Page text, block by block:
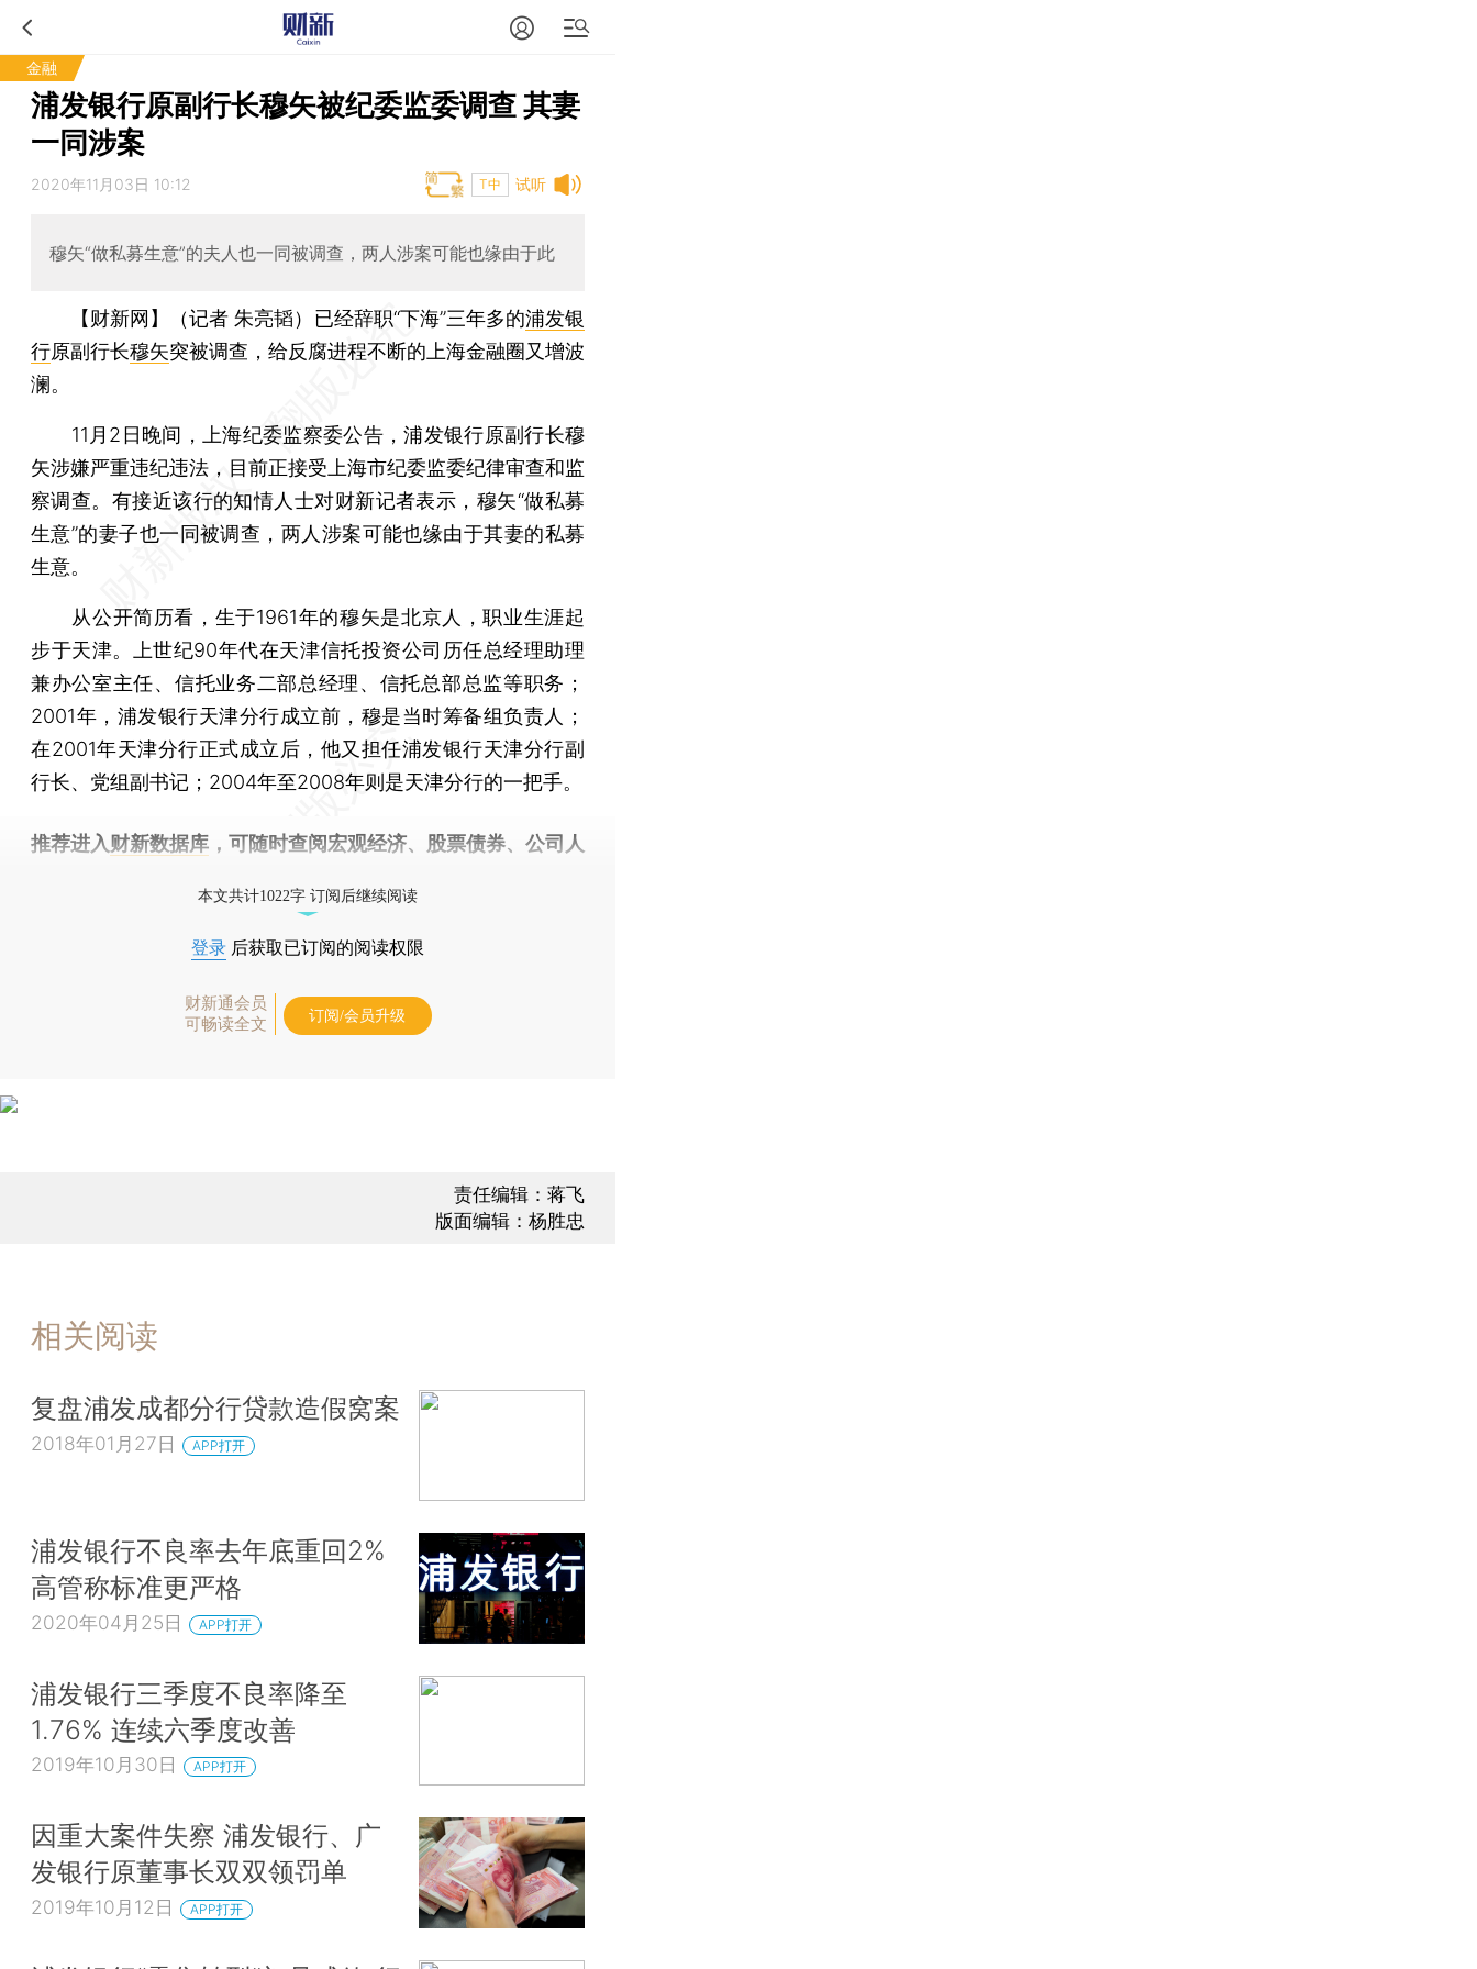
金融
浦发银行原副行长穆矢被纪委监委调查 其妻
一同涉案
试听
2020年11月03日 10:12 T中
穆矢“做私募生意”的夫人也一同被调查，两人涉案可能也缘由于此
【财新网】（记者 朱亮韬） 已经辞职“下海”三年多的浦发银
行原副行长穆矢突被调查，给反腐进程不断的上海金融圈又增波
澜。
11月2日晚间，上海纪委监察委公告，浦发银行原副行长穆
矢涉嫌严重违纪违法，目前正接受上海市纪委监委纪律审查和监
察调查。有接近该行的知情人士对财新记者表示，穆矢“做私募
生意”的妻子也一同被调查，两人涉案可能也缘由于其妻的私募
生意。
从公开简历看，生于1961年的穆矢是北京人，职业生涯起
步于天津。上世纪90年代在天津信托投资公司历任总经理助理
兼办公室主任、信托业务二部总经理、信托总部总监等职务；
2001年，浦发银行天津分行成立前，穆是当时筹备组负责人；
在2001年天津分行正式成立后，他又担任浦发银行天津分行副
行长、党组副书记；2004年至2008年则是天津分行的一把手。
推荐进入财新数据库 ，可随时查阅宏观经济、股票债券、公司人
本文共计1022字 订阅后继续阅读
登录 后获取已订阅的阅读权限
财新通会员
可畅读全文
订阅/会员升级
责任编辑：蒋飞
版面编辑：杨胜忠
相关阅读
复盘浦发成都分行贷款造假窝案
2018年01月27日 APP打开
浦发银行不良率去年底重回2%
高管称标准更严格
2020年04月25日 APP打开
浦发银行三季度不良率降至
1.76% 连续六季度改善
2019年10月30日 APP打开
因重大案件失察 浦发银行、广
发银行原董事长双双领罚单
2019年10月12日 APP打开